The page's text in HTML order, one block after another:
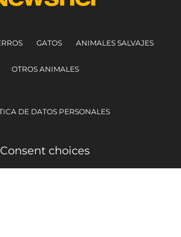
GATOS ANIMALES SALVAJES
OTROS ANIMALES
DE DATOS PERSONALES
Consent choices